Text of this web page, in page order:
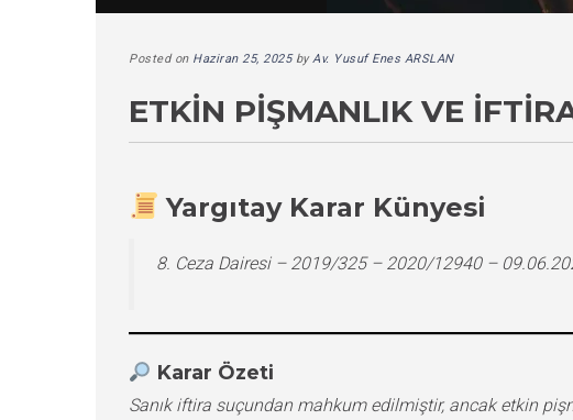
Posted on Haziran 25, 2025byAv. Yusuf Enes ARSLAN
ETKIN PIŞMANLIK VE
Yargıtay Karar Künyesi
8. Ceza Dairesi – 2019/325 – 2020/12940 –
Karar Özeti
Sanık iftira suçundan mahkum edilmiştir, ancak etkin